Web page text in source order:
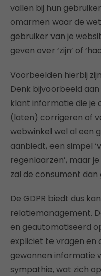
vallen bij hun
omarmen waar de
gebruiker van je
geven over ‘zijn’ of
Voorbeelden hierbij
Denk bijvoorbeeld
klant informatie die je
(laten) corrigeren of
webwinkel wel al een
aanbiedt, een simpel
regenlaarzen’, maar
zal de consument
De GDPR biedt dus
relatiemanagement.
en geautomatiseerd
expliciet te vragen en
gewonnen informatie
sympathie, wat zich